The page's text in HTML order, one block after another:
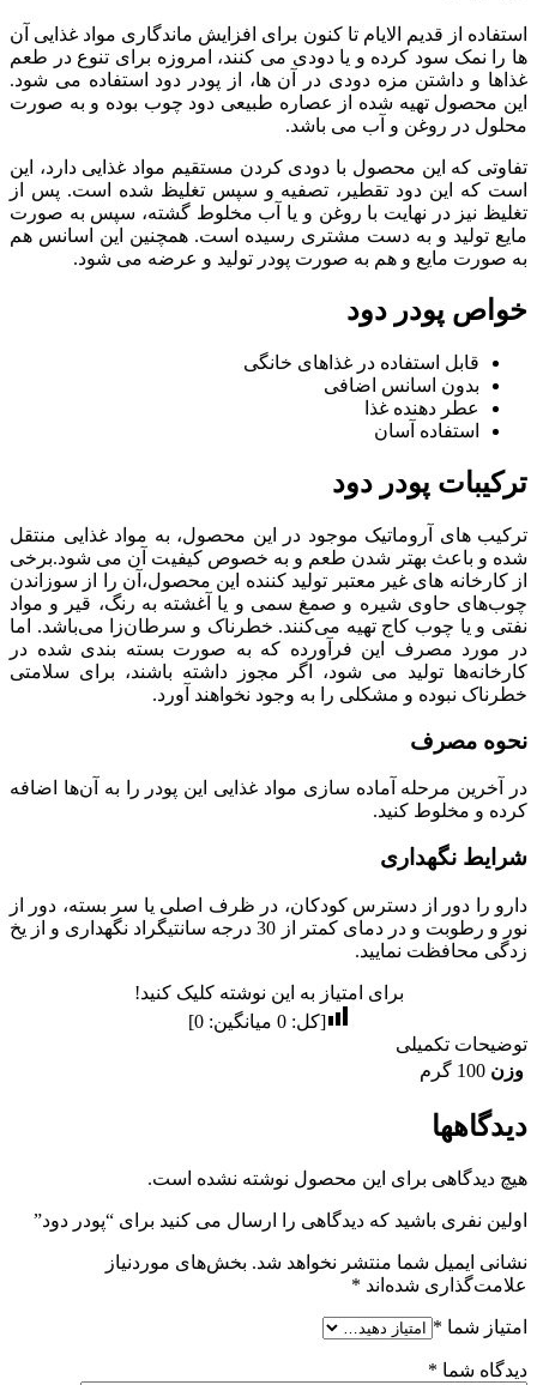
استفاده از قدیم الایام تا کنون برای افزایش ماندگاری مواد غذایی آن
ها را نمک سود کرده و یا دودی می کنند، امروزه برای تنوع در طعم
غذاها و داشتن مزه دودی در آن ها، از پودر دود استفاده می شود.
این محصول تهیه شده از عصاره طبیعی دود چوب بوده و به صورت
محلول در روغن و آب می باشد.
تفاوتی که این محصول با دودی کردن مستقیم مواد غذایی دارد، این
است که این دود تقطیر، تصفیه و سپس تغلیظ شده است. پس از
تغلیظ نیز در نهایت با روغن و یا آب مخلوط گشته، سپس به صورت
مایع تولید و به دست مشتری رسیده است. همچنین این اسانس هم
به صورت مایع و هم به صورت پودر تولید و عرضه می‌ شود.
خواص پودر دود
قابل استفاده در غذاهای خانگی
بدون اسانس اضافی
عطر دهنده غذا
استفاده آسان
ترکیبات پودر دود
ترکیب های آروماتیک موجود در این محصول، به مواد غذایی منتقل
شده و باعث بهتر شدن طعم و به خصوص کیفیت آن می شود.برخی
از کارخانه های غیر معتبر تولید کننده این محصول،آن را از سوزاندن
چوب‌های حاوی شیره و صمغ سمی و یا آغشته به رنگ، قیر و مواد
نفتی و یا چوب کاج تهیه می‌کنند. خطرناک و سرطان‌زا می‌باشد. اما
در مورد مصرف این فرآورده که به صورت بسته‌ بندی شده در
کارخانه‌ها تولید می‌ شود، اگر مجوز داشته باشند، برای سلامتی
خطرناک نبوده و مشکلی را به وجود نخواهند آورد.
نحوه مصرف
در آخرین مرحله آماده سازی مواد غذایی این پودر را به آن‌ها اضافه
کرده و مخلوط کنید.
شرایط نگهداری
دارو را دور از دسترس کودکان، در ظرف اصلی یا سر بسته، دور از
نور و رطوبت و در دمای کمتر از 30 درجه سانتیگراد نگهداری و از یخ
زدگی محافظت نمایید.
برای امتیاز به این نوشته کلیک کنید!
[کل:0 میانگین:0
]
توضیحات تکمیلی
وزن 100 گرم
دیدگاهها
هیچ دیدگاهی برای این محصول نوشته نشده است.
اولین نفری باشید که دیدگاهی را ارسال می کنید برای “پودر دود”
نشانی ایمیل شما منتشر نخواهد شد. بخش‌های موردنیاز
علامت‌گذاری شده‌اند *
امتیاز شما *
دیدگاه شما *